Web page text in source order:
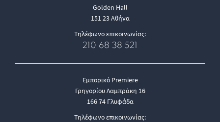
Golden Hall
151 23 Αθήνα
Τηλέφωνο επικοινωνίας:
210 68 38 521
Εμπορικό Premiere
Γρηγορίου Λαμπράκη 16
166 74 Γλυφάδα
Τηλέφωνο επικοινωνίας: